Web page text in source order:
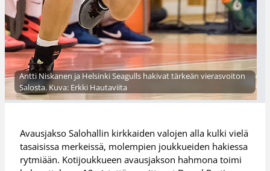
Antti Niskanen ja Helsinki Seagulls hakivat tärkeän vierasvoiton
Salosta. Kuva: Erkki Hautaviita
Avausjakso Salohallin kirkkaiden valojen alla kulki vielä
tasaisissa merkeissä, molempien joukkueiden hakiessa
rytmiään. Kotijoukkueen avausjakson hahmona toimi